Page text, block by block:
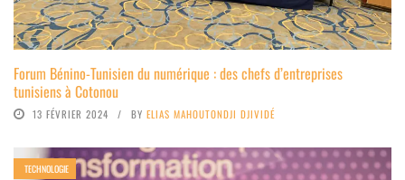
Forum Bénino-Tunisien du numérique : des chefs d’entreprises
tunisiens à Cotonou
13 FÉVRIER 2024 BY ELIAS MAHOUTONDJI DJIVIDÉ
TECHNOLOGIE